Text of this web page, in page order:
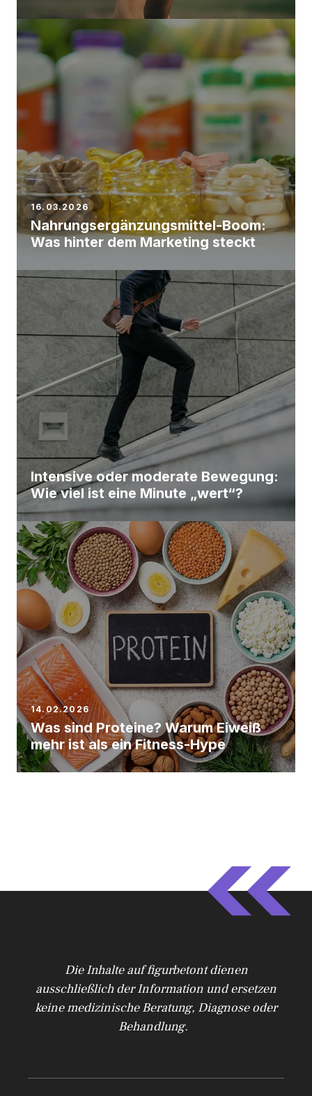
16.03.2026
Nahrungsergänzungsmittel-Boom:
Was hinter dem Marketing steckt
Intensive oder moderate Bewegung:
Wie viel ist eine Minute „wert“?
14.02.2026
Was sind Proteine? Warum Eiweiß
mehr ist als ein Fitness-Hype
Die Inhalte auf figurbetont dienen
ausschließlich der Information und ersetzen
keine medizinische Beratung, Diagnose oder
Behandlung.